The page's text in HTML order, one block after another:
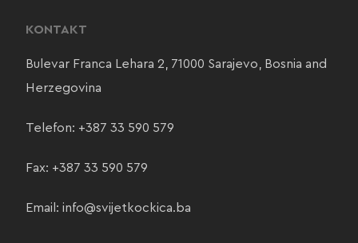
KONTAKT
Bulevar Franca Lehara 2, 71000 Sarajevo, Bosnia and
Herzegovina
Telefon: +387 33 590 579
Fax: +387 33 590 579
Email: info@svijetkockica.ba